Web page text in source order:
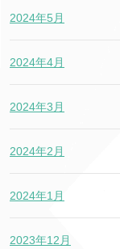
2024年5月
2024年4月
2024年3月
2024年2月
2024年1月
2023年12月